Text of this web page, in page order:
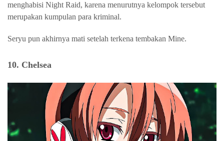
menghabisi Night Raid, karena menurutnya kelompok tersebut
merupakan kumpulan para kriminal.
Seryu pun akhirnya mati setelah terkena tembakan Mine.
10. Chelsea